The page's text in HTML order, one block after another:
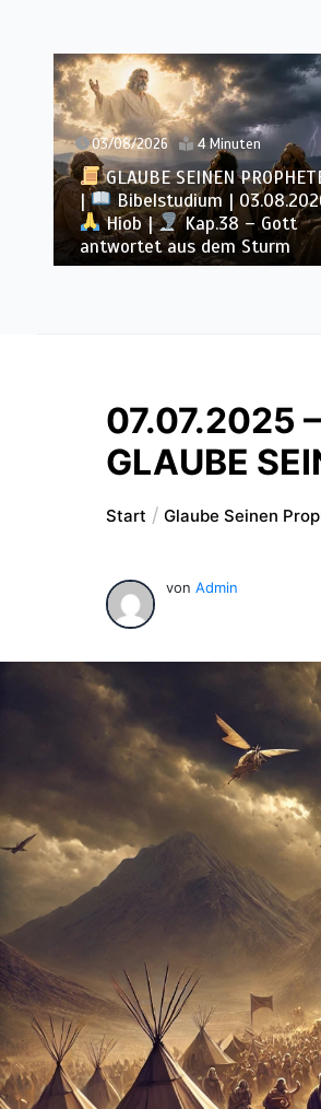
|
02/08/2026
GLAUBE
|
Geist der
– 08.08.2026 |
und Könige |
Untergang des
07.07.2025
GLAUBE
Start Glaube Seinen
von Admin